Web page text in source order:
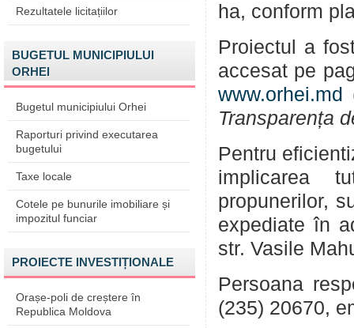
Rezultatele licitațiilor
BUGETUL MUNICIPIULUI
ORHEI
Bugetul municipiului Orhei
Raporturi privind executarea
bugetului
Taxe locale
Cotele pe bunurile imobiliare și
impozitul funciar
PROIECTE INVESTIȚIONALE
Orașe-poli de creștere în
Republica Moldova
ha, conform
Proiectul a
accesat pe
www.orhei.md
Transparența
Pentru
implicarea
propunerilor,
expediate în
str. Vasile
Persoana
(235) 20670,